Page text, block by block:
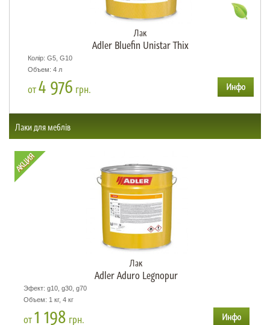
Лак
Adler Bluefin Unistar Thix
Колір: G5, G10
Объем: 4 л
от4 976 грн.
Лаки для меблів
Лак
Adler Aduro Legnopur
Эфект: g10, g30, g70
Объем: 1 кг, 4 кг
от1 198 грн.